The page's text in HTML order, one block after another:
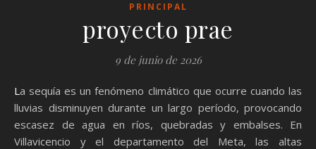
PRINCIPAL
proyecto prae
9 de junio de 2026
La sequía es un fenómeno climático que ocurre cuando las
lluvias disminuyen durante un largo período, provocando
escasez de agua en ríos, quebradas y embalses. En
Villavicencio y el departamento del Meta, las altas